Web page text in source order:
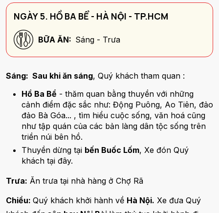
NGÀY 5. HỒ BA BỂ - HÀ NỘI - TP.HCM
BỮA ĂN: Sáng - Trưa
Sáng: Sau khi ăn sáng, Quý khách tham quan :
Hồ Ba Bể - thăm quan bằng thuyền với những
cảnh điểm đặc sắc như: Động Puông, Ao Tiên, đảo
đảo Bà Góa... , tìm hiểu cuộc sống, văn hoá cũng
như tập quán của các bản làng dân tộc sống trên
triền núi bên hồ.
Thuyền dừng tại bến Buốc Lốm, Xe đón Quý
khách tại đây.
Trưa: Ăn trưa tại nhà hàng ở Chợ Rã
Chiều: Quý khách khởi hành về Hà Nội. Xe đưa Quý